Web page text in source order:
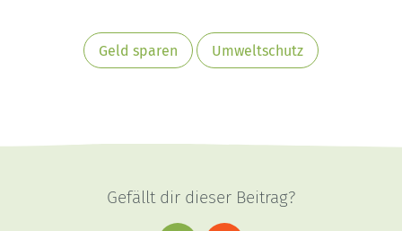
Geld sparen Umweltschutz
Gefällt dir dieser Beitrag?